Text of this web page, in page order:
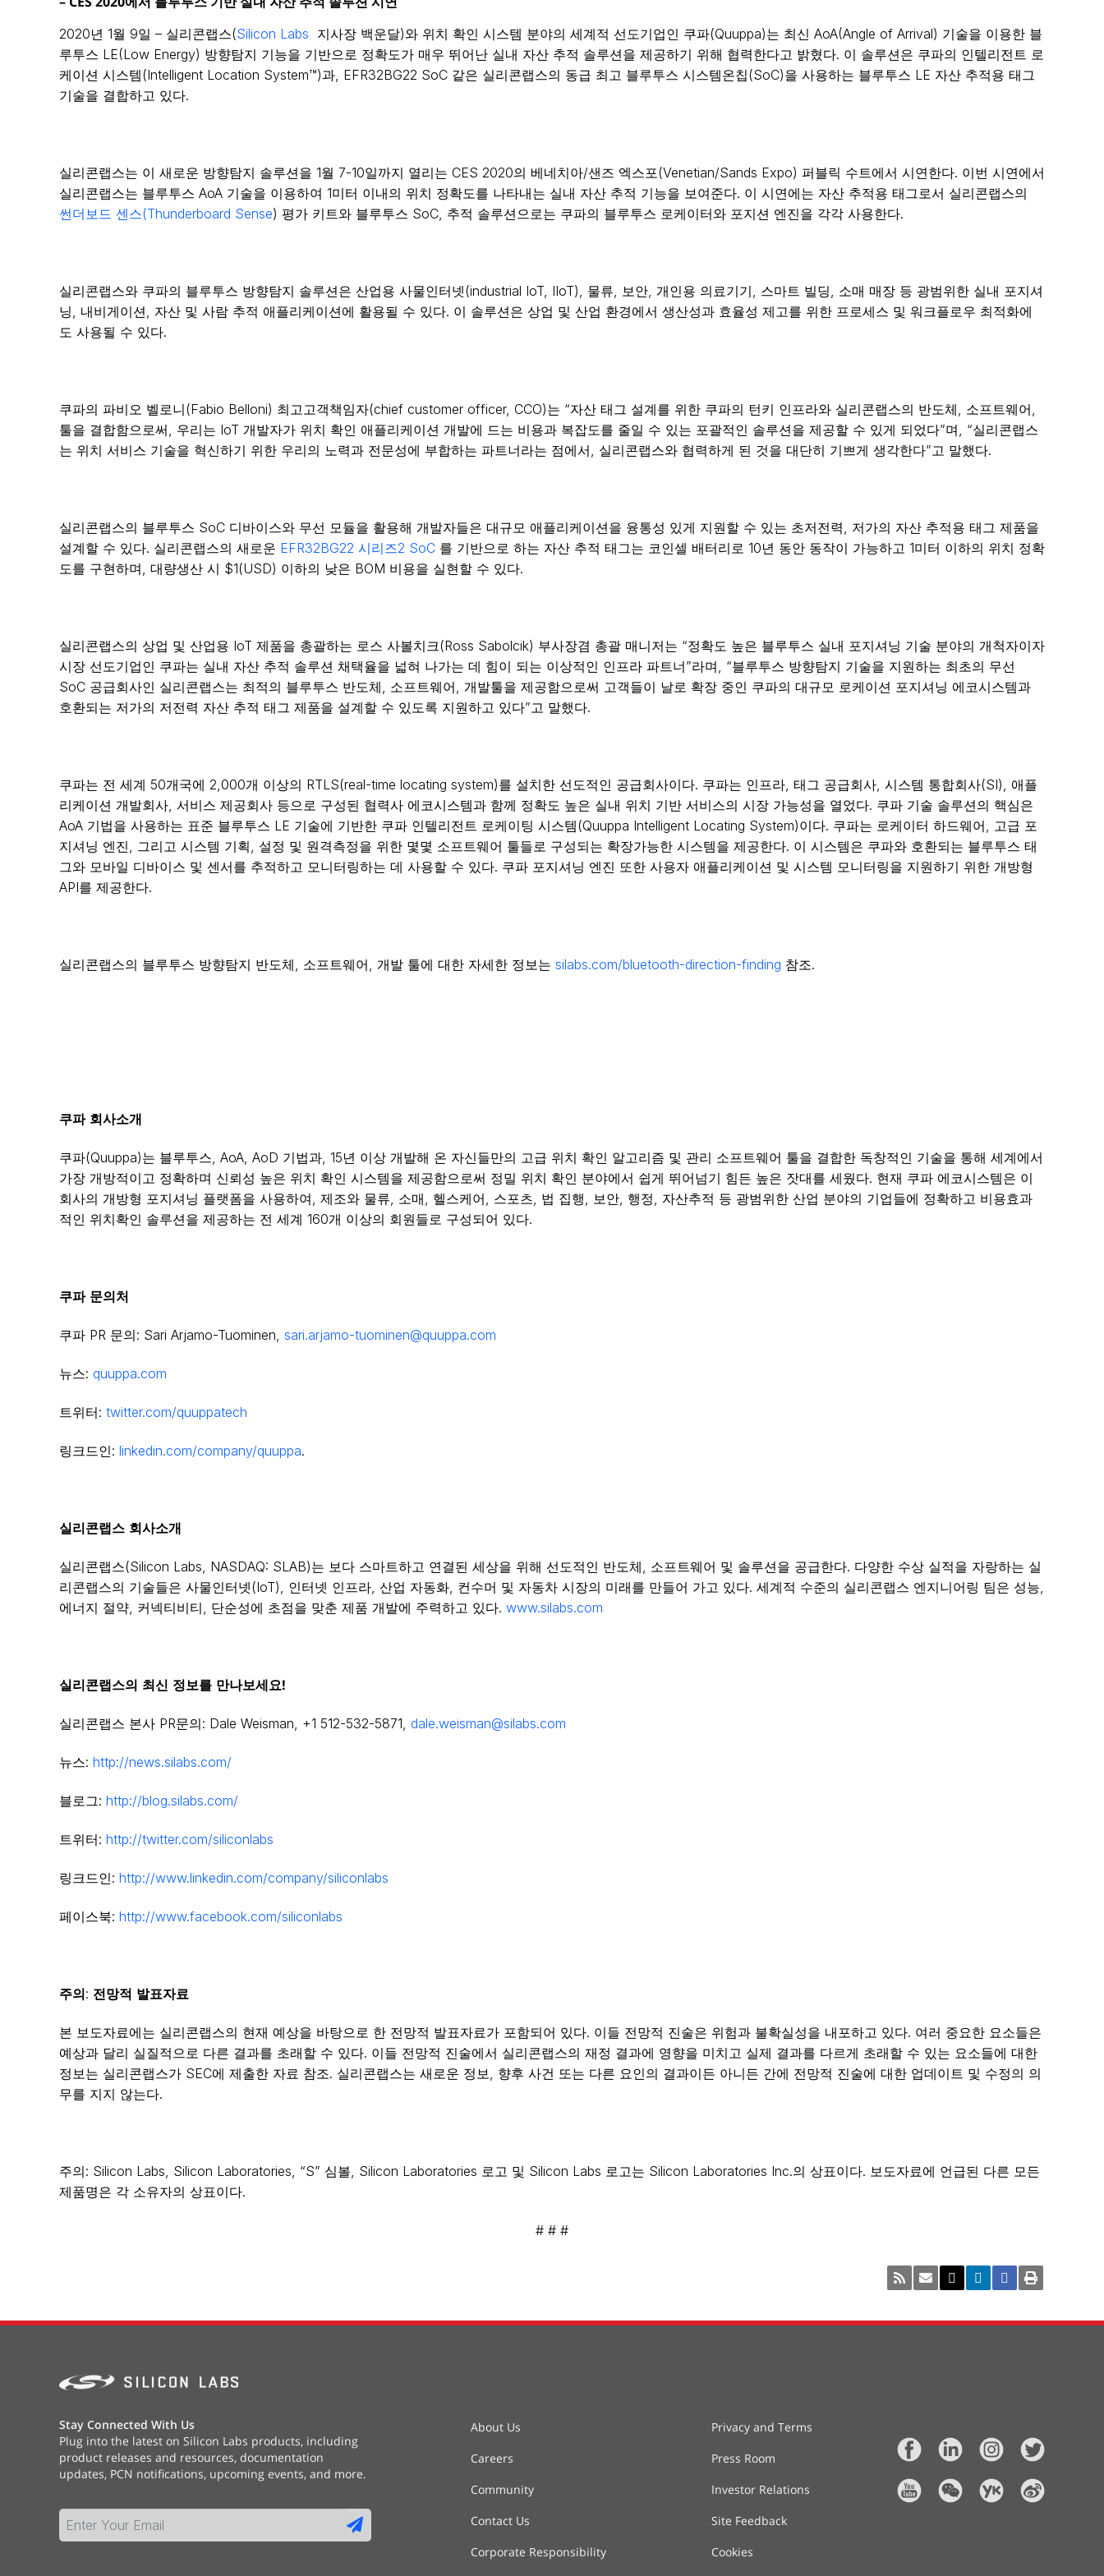
2020년 1월 9일 – 실리콘랩스(Silicon Labs 지사장 백운달)와 위치 확인 시스템 분야의 세계적 선도기업인 쿠파(Quuppa)는 최신 AoA(Angle of Arrival) 기술을 이용한 블
루투스 LE(Low Energy) 방향탐지 기능을 기반으로 정확도가 매우 뛰어난 실내 자산 추적 솔루션을 제공하기 위해 협력한다고 밝혔다. 이 솔루션은 쿠파의 인텔리전트 로
케이션 시스템(Intelligent Location System™)과, EFR32BG22 SoC 같은 실리콘랩스의 동급 최고 블루투스 시스템온칩(SoC)을 사용하는 블루투스 LE 자산 추적용 태그
기술을 결합하고 있다.
실리콘랩스는 이 새로운 방향탐지 솔루션을 1월 7-10일까지 열리는 CES 2020의 베네치아/샌즈 엑스포(Venetian/Sands Expo) 퍼블릭 수트에서 시연한다. 이번 시연에서
실리콘랩스는 블루투스 AoA 기술을 이용하여 1미터 이내의 위치 정확도를 나타내는 실내 자산 추적 기능을 보여준다. 이 시연에는 자산 추적용 태그로서 실리콘랩스의
썬더보드 센스(Thunderboard Sense) 평가 키트와 블루투스 SoC, 추적 솔루션으로는 쿠파의 블루투스 로케이터와 포지션 엔진을 각각 사용한다.
실리콘랩스와 쿠파의 블루투스 방향탐지 솔루션은 산업용 사물인터넷(industrial IoT, IIoT), 물류, 보안, 개인용 의료기기, 스마트 빌딩, 소매 매장 등 광범위한 실내 포지셔
닝, 내비게이션, 자산 및 사람 추적 애플리케이션에 활용될 수 있다. 이 솔루션은 상업 및 산업 환경에서 생산성과 효율성 제고를 위한 프로세스 및 워크플로우 최적화에
도 사용될 수 있다.
쿠파의 파비오 벨로니(Fabio Belloni) 최고고객책임자(chief customer officer, CCO)는 “자산 태그 설계를 위한 쿠파의 턴키 인프라와 실리콘랩스의 반도체, 소프트웨어,
툴을 결합함으로써, 우리는 IoT 개발자가 위치 확인 애플리케이션 개발에 드는 비용과 복잡도를 줄일 수 있는 포괄적인 솔루션을 제공할 수 있게 되었다”며, “실리콘랩스
는 위치 서비스 기술을 혁신하기 위한 우리의 노력과 전문성에 부합하는 파트너라는 점에서, 실리콘랩스와 협력하게 된 것을 대단히 기쁘게 생각한다”고 말했다.
실리콘랩스의 블루투스 SoC 디바이스와 무선 모듈을 활용해 개발자들은 대규모 애플리케이션을 융통성 있게 지원할 수 있는 초저전력, 저가의 자산 추적용 태그 제품을
설계할 수 있다. 실리콘랩스의 새로운 EFR32BG22 시리즈2 SoC 를 기반으로 하는 자산 추적 태그는 코인셀 배터리로 10년 동안 동작이 가능하고 1미터 이하의 위치 정확
도를 구현하며, 대량생산 시 $1(USD) 이하의 낮은 BOM 비용을 실현할 수 있다.
실리콘랩스의 상업 및 산업용 IoT 제품을 총괄하는 로스 사볼치크(Ross Sabolcik) 부사장겸 총괄 매니저는 “정확도 높은 블루투스 실내 포지셔닝 기술 분야의 개척자이자
시장 선도기업인 쿠파는 실내 자산 추적 솔루션 채택율을 넓혀 나가는 데 힘이 되는 이상적인 인프라 파트너”라며, “블루투스 방향탐지 기술을 지원하는 최초의 무선
SoC 공급회사인 실리콘랩스는 최적의 블루투스 반도체, 소프트웨어, 개발툴을 제공함으로써 고객들이 날로 확장 중인 쿠파의 대규모 로케이션 포지셔닝 에코시스템과
호환되는 저가의 저전력 자산 추적 태그 제품을 설계할 수 있도록 지원하고 있다”고 말했다.
쿠파는 전 세계 50개국에 2,000개 이상의 RTLS(real-time locating system)를 설치한 선도적인 공급회사이다. 쿠파는 인프라, 태그 공급회사, 시스템 통합회사(SI), 애플
리케이션 개발회사, 서비스 제공회사 등으로 구성된 협력사 에코시스템과 함께 정확도 높은 실내 위치 기반 서비스의 시장 가능성을 열었다. 쿠파 기술 솔루션의 핵심은
AoA 기법을 사용하는 표준 블루투스 LE 기술에 기반한 쿠파 인텔리전트 로케이팅 시스템(Quuppa Intelligent Locating System)이다. 쿠파는 로케이터 하드웨어, 고급 포
지셔닝 엔진, 그리고 시스템 기획, 설정 및 원격측정을 위한 몇몇 소프트웨어 툴들로 구성되는 확장가능한 시스템을 제공한다. 이 시스템은 쿠파와 호환되는 블루투스 태
그와 모바일 디바이스 및 센서를 추적하고 모니터링하는 데 사용할 수 있다. 쿠파 포지셔닝 엔진 또한 사용자 애플리케이션 및 시스템 모니터링을 지원하기 위한 개방형
API를 제공한다.
실리콘랩스의 블루투스 방향탐지 반도체, 소프트웨어, 개발 툴에 대한 자세한 정보는 silabs.com/bluetooth-direction-finding 참조.
쿠파 회사소개
쿠파(Quuppa)는 블루투스, AoA, AoD 기법과, 15년 이상 개발해 온 자신들만의 고급 위치 확인 알고리즘 및 관리 소프트웨어 툴을 결합한 독창적인 기술을 통해 세계에서
가장 개방적이고 정확하며 신뢰성 높은 위치 확인 시스템을 제공함으로써 정밀 위치 확인 분야에서 쉽게 뛰어넘기 힘든 높은 잣대를 세웠다. 현재 쿠파 에코시스템은 이
회사의 개방형 포지셔닝 플랫폼을 사용하여, 제조와 물류, 소매, 헬스케어, 스포츠, 법 집행, 보안, 행정, 자산추적 등 광범위한 산업 분야의 기업들에 정확하고 비용효과
적인 위치확인 솔루션을 제공하는 전 세계 160개 이상의 회원들로 구성되어 있다.
쿠파 문의처
쿠파 PR 문의: Sari Arjamo-Tuominen, sari.arjamo-tuominen@quuppa.com
뉴스: quuppa.com
트위터: twitter.com/quuppatech
링크드인: linkedin.com/company/quuppa.
실리콘랩스 회사소개
실리콘랩스(Silicon Labs, NASDAQ: SLAB)는 보다 스마트하고 연결된 세상을 위해 선도적인 반도체, 소프트웨어 및 솔루션을 공급한다. 다양한 수상 실적을 자랑하는 실
리콘랩스의 기술들은 사물인터넷(IoT), 인터넷 인프라, 산업 자동화, 컨수머 및 자동차 시장의 미래를 만들어 가고 있다. 세계적 수준의 실리콘랩스 엔지니어링 팀은 성능,
에너지 절약, 커넥티비티, 단순성에 초점을 맞춘 제품 개발에 주력하고 있다. www.silabs.com
실리콘랩스의 최신 정보를 만나보세요!
실리콘랩스 본사 PR문의: Dale Weisman, +1 512-532-5871, dale.weisman@silabs.com
뉴스: http://news.silabs.com/
블로그: http://blog.silabs.com/
트위터: http://twitter.com/siliconlabs
링크드인: http://www.linkedin.com/company/siliconlabs
페이스북: http://www.facebook.com/siliconlabs
주의: 전망적 발표자료
본 보도자료에는 실리콘랩스의 현재 예상을 바탕으로 한 전망적 발표자료가 포함되어 있다. 이들 전망적 진술은 위험과 불확실성을 내포하고 있다. 여러 중요한 요소들은
예상과 달리 실질적으로 다른 결과를 초래할 수 있다. 이들 전망적 진술에서 실리콘랩스의 재정 결과에 영향을 미치고 실제 결과를 다르게 초래할 수 있는 요소들에 대한
정보는 실리콘랩스가 SEC에 제출한 자료 참조. 실리콘랩스는 새로운 정보, 향후 사건 또는 다른 요인의 결과이든 아니든 간에 전망적 진술에 대한 업데이트 및 수정의 의
무를 지지 않는다.
주의: Silicon Labs, Silicon Laboratories, “S” 심볼, Silicon Laboratories 로고 및 Silicon Labs 로고는 Silicon Laboratories Inc.의 상표이다. 보도자료에 언급된 다른 모든
제품명은 각 소유자의 상표이다.
# # #
Stay Connected With Us
Plug into the latest on Silicon Labs products, including
product releases and resources, documentation
updates, PCN notifications, upcoming events, and more.
About Us
Careers
Community
Contact Us
Corporate Responsibility
Privacy and Terms
Press Room
Investor Relations
Site Feedback
Cookies